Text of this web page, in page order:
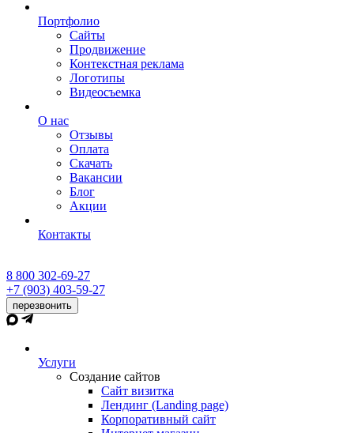
Портфолио
Сайты
Продвижение
Контекстная реклама
Логотипы
Видеосъемка
О нас
Отзывы
Оплата
Скачать
Вакансии
Блог
Акции
Контакты
8 800 302-69-27
+7 (903) 403-59-27
перезвонить
Услуги
Создание сайтов
Сайт визитка
Лендинг (Landing page)
Корпоративный сайт